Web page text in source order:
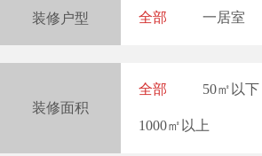
装修户型 全部 一居室
装修面积
全部 50㎡以下
1000㎡以上